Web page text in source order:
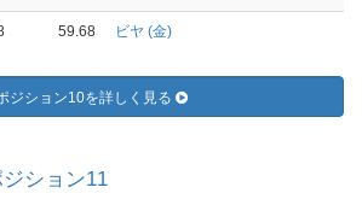
59.68 ビヤ (金)
ジション10を詳しく見る
ジション11